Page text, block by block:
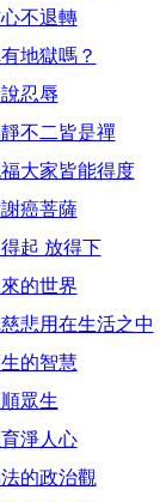
不退轉
地獄嗎？
忍辱
不二皆是禪
大家皆能得度
癌菩薩
起 放得下
的世界
悲用在生活之中
的智慧
眾生
淨人心
的政治觀